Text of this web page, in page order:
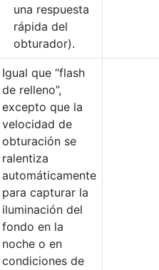
una respuesta
rápida del
obturador).
Igual que “flash
de relleno”,
excepto que la
velocidad de
obturación se
ralentiza
automáticamente
para capturar la
iluminación del
fondo en la
noche o en
condiciones de